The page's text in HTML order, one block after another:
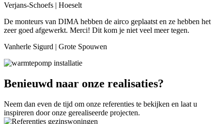
Verjans-Schoefs | Hoeselt
De monteurs van DIMA hebben de airco geplaatst en ze hebben het
zeer goed afgewerkt. Merci! Dit kom je niet veel meer tegen.
Vanherle Sigurd | Grote Spouwen
Benieuwd naar onze realisaties?
Neem dan even de tijd om onze referenties te bekijken en laat u
inspireren door onze gerealiseerde projecten.